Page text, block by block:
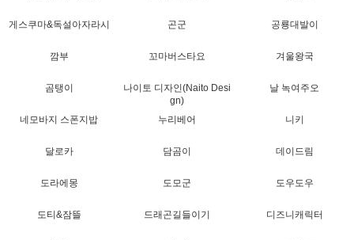
게스쿠마&독설아자라시 곤군 공룡대발이
깜부 꼬마버스타요 겨울왕국
곰탱이
나이토 디자인(Naito Desi
gn)
날 녹여주오
네모바지 스폰지밥 누리베어 니키
달로카 담곰이 데이드림
도라에몽 도모군 도우도우
도티&잠뜰 드래곤길들이기 디즈니캐릭터